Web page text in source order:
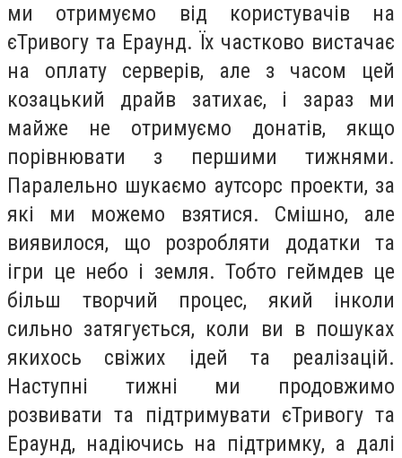
ми отримуємо від користувачів на
єТривогу та Ераунд. Їх частково вистачає
на оплату серверів, але з часом цей
козацький драйв затихає, і зараз ми
майже не отримуємо донатів, якщо
порівнювати з першими тижнями.
Паралельно шукаємо аутсорс проекти, за
які ми можемо взятися. Смішно, але
виявилося, що розробляти додатки та
ігри це небо і земля. Тобто геймдев це
більш творчий процес, який інколи
сильно затягується, коли ви в пошуках
якихось свіжих ідей та реалізацій.
Наступні тижні ми продовжимо
розвивати та підтримувати єТривогу та
Ераунд, надіючись на підтримку, а далі